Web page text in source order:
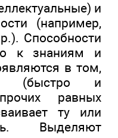
и
(например,
Способности
к знаниям и
в том,
(быстро и
равных
ту или
Выделяют